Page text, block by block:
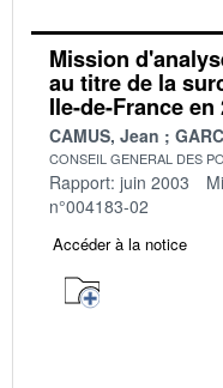
Mission
au titre de la
Ile-de-France en
CAMUS, Jean
CONSEIL GENERAL DES
Rapport: juin 2003
n°004183-02
Accéder à la notice